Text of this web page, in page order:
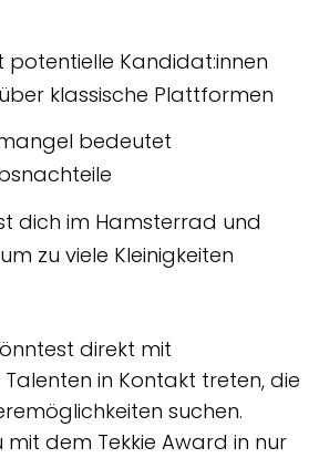
potentielle Kandidat:innen
klassische Plattformen
bedeutet
dich im Hamsterrad und
zu viele Kleinigkeiten
direkt mit
in Kontakt treten, die
suchen.
mit dem Tekkie Award in nur